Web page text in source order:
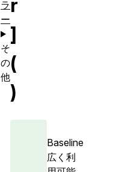
r
]
(
)
Baseline
広く利
ラ
ー
そ
の
他